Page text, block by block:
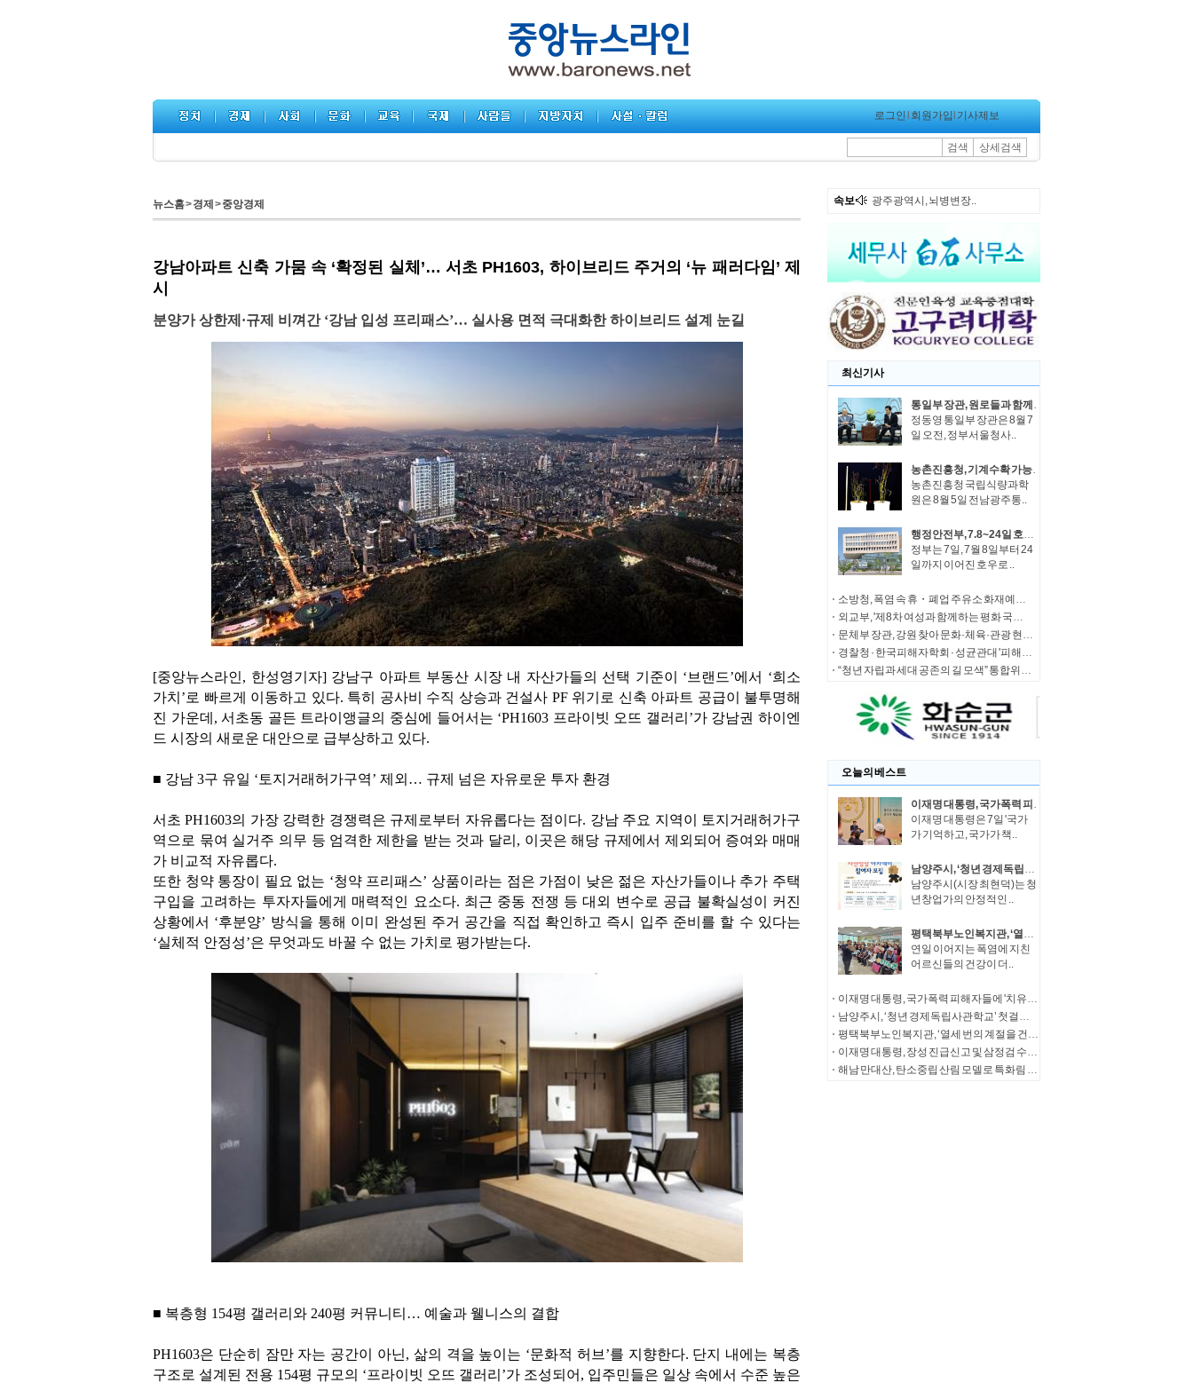
로그인 회원가입 기사제보
검색 상세검색
뉴스홈>경제 >중앙경제 속보 광주광역시도시철도공..
최신기사
통일부 장관, 원로들과 함께 '한반도 평화공존 발전구상' 공감대 형성 방안 논의
정동영 통일부 장관은 8월 7
일 오전, 정부서울청사..
농촌진흥청, 기계수확 가능한 녹두 새 품종 '채흔' 현장 평가회
농촌진흥청 국립식량과학
원은 8월 5일 전남광주통..
행정안전부, 7.8~24일 호우 피해 특별재난지역 선포
정부는 7일, 7월 8일부터 24
일까지 이어진 호우로 ..
소방청, 폭염 속 휴・폐업 주유소 화재예방에 총력
외교부, '제8차 여성과 함께하는 평화 국제회의' 청년 서포터즈 모집
문체부 장관, 강원 찾아 문화·체육·관광 현장 소통 나서
경찰청 · 한국피해자학회 · 성균관대 '피해자 중심 사법개혁' 학술대회 개최
“청년 자립과 세대 공존의 길 모색” 통합위, '세대상생 자산 특별위원회' 출범
오늘의 베스트
이재명 대통령, 국가폭력 피해자들에 '치유와 명예 회복' 정부 의지 전달
이재명 대통령은 7일 '국가
가 기억하고, 국가가 책..
남양주시, ‘청년 경제독립사관학교’ 첫걸음… 청년창업가 자산성장 아카데미 참여자 모집
남양주시(시장 최현덕)는 청
년창업가의 안정적인 ..
평택북부노인복지관, ‘열세 번의 계절을 건너, 다시 따뜻한 한 끼로’ 송탄농협의 13년의 동행
연일 이어지는 폭염에 지친
어르신들의 건강이 더..
이재명 대통령, 국가폭력 피해자들에 '치유와 명예 회복' 정부 의지 전달
남양주시, ‘청년 경제독립사관학교’ 첫걸음… 청년창업가 자산성장 아카데미 참여자 모집
평택북부노인복지관, ‘열세 번의 계절을 건너, 다시 따뜻한 한 끼로’ 송탄농협의 13년의 동행
이재명 대통령, 장성 진급신고 및 삼정검 수치수여
해남 만대산, 탄소중립 산림 모델로 특화림 조성